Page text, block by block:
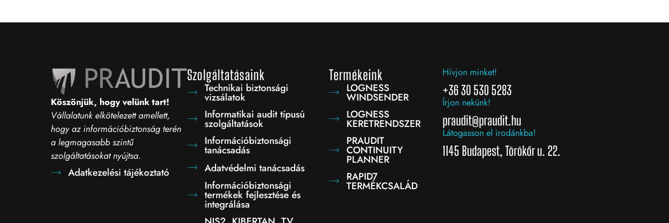
Köszönjük, hogy velünk tart!
Vállalatunk elkötelezett amellett,
hogy az információbiztonság terén
a legmagasabb szintű
szolgáltatásokat nyújtsa.
Adatkezelési tájékoztató
Szolgáltatásaink
Technikai biztonsági
vizsálatok
Informatikai audit típusú
szolgáltatások
Információbiztonsági
tanácsadás
Adatvédelmi tanácsadás
Információbiztonsági
termékek fejlesztése és
integrálása
Termékeink
LOGNESS
WINDSENDER
LOGNESS
KERETRENDSZER
PRAUDIT
CONTINUITY
PLANNER
RAPID7
TERMÉKCSALÁD
Hívjon minket!
+36 30 530 5283
Írjon nekünk!
praudit@praudit.hu
Látogasson el irodánkba!
1145 Budapest, Törökőr u. 22.